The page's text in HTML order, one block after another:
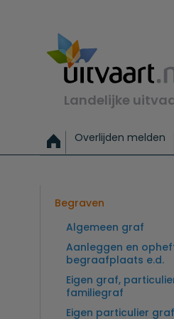
Landelijke
Overlijden melden
Exclusieve uitvaart
Begraven
Algemeen graf
Aanleggen en
begraafplaats e.d.
Eigen graf,
familiegraf
Eigen particulier